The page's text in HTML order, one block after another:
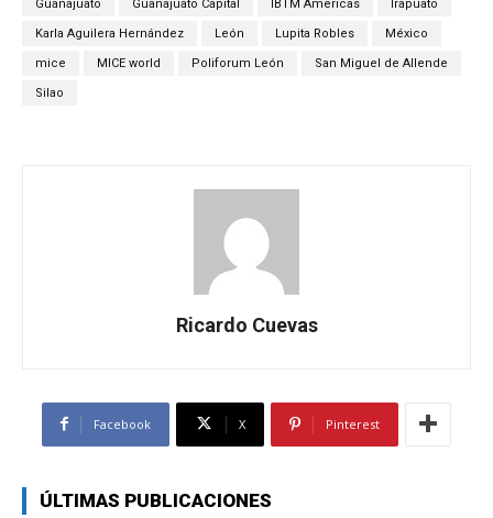
Guanajuato Guanajuato Capital IBTM Americas Irapuato
Karla Aguilera Hernández León Lupita Robles México
mice MICE world Poliforum León San Miguel de Allende
Silao
Ricardo Cuevas
Facebook X Pinterest
ÚLTIMAS PUBLICACIONES